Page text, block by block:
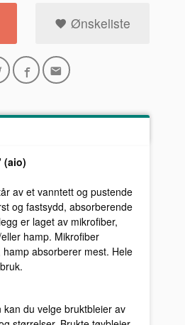
Ønskeliste
(aio)
av et vanntett og pustende
og fastsydd, absorberende
er laget av mikrofiber,
hamp. Mikrofiber
absorberer mest. Hele
kan du velge bruktbleier av